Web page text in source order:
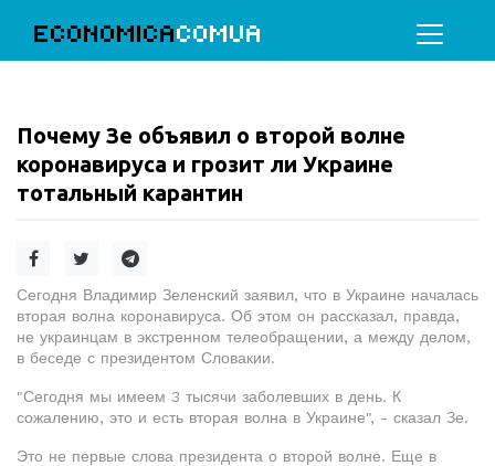
ECONOMICACOMUA
Почему Зе объявил о второй волне
коронавируса и грозит ли Украине
тотальный карантин
Сегодня Владимир Зеленский заявил, что в Украине началась
вторая волна коронавируса. Об этом он рассказал, правда,
не украинцам в экстренном телеобращении, а между делом,
в беседе с президентом Словакии.
"Сегодня мы имеем 3 тысячи заболевших в день. К
сожалению, это и есть вторая волна в Украине", - сказал Зе.
Это не первые слова президента о второй волне. Еще в